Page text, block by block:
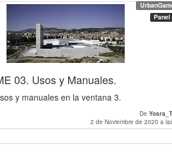
Panel
03. Usos y Manuales.
y manuales en la ventana 3.
De
2 de Noviembre de 2020 a